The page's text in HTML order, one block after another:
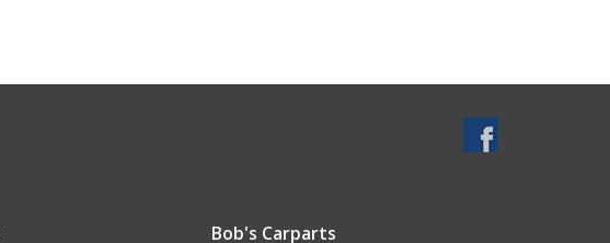
Bob's Carparts